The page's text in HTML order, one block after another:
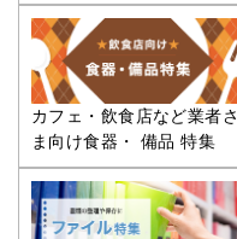
カフェ・飲食店など業者さ
ま向け食器・ 備品 特集